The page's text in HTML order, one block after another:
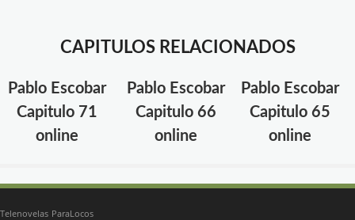
CAPITULOS RELACIONADOS
Pablo Escobar
Capitulo 71
online
Pablo Escobar
Capitulo 66
online
Pablo Escobar
Capitulo 65
online
Telenovelas ParaLocos